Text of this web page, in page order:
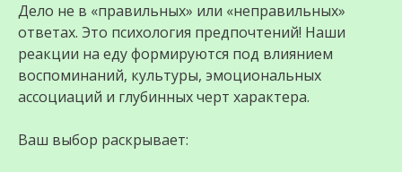
Дело не в «правильных» или «неправильных»
ответах. Это психология предпочтений! Наши
реакции на еду формируются под влиянием
воспоминаний, культуры, эмоциональных
ассоциаций и глубинных черт характера.
Ваш выбор раскрывает: